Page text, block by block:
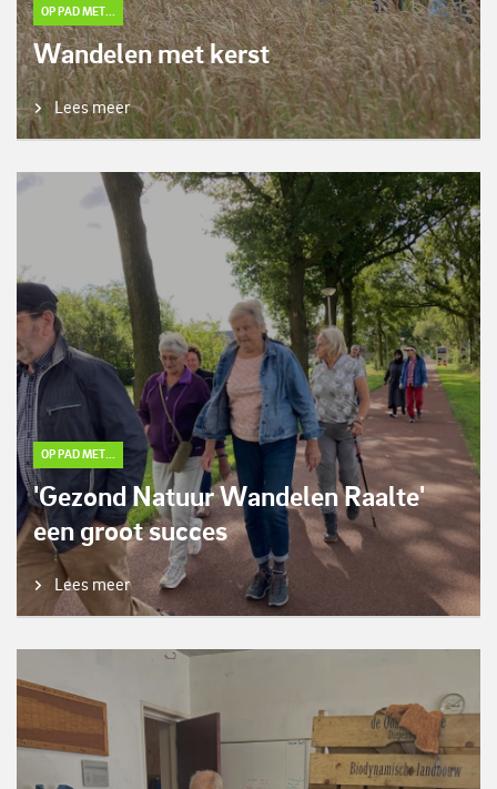
OP PAD MET...
Wandelen met kerst
Lees meer
OP PAD MET...
'Gezond Natuur Wandelen Raalte'
een groot succes
Lees meer